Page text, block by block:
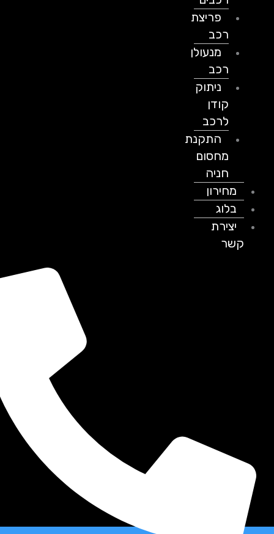
פריצת
מנעולן
ניתוק
לרכב
התקנת
מחסום
חניה
מחירון
בלוג
יצירת
קשר